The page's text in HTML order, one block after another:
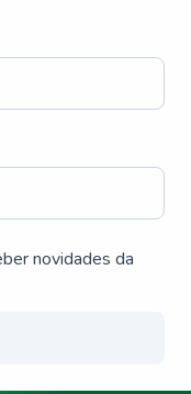
novidades da